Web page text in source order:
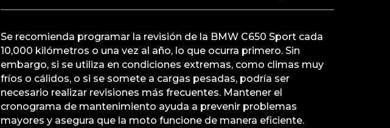
Se recomienda programar la revisión de la BMW C650 Sport cada
10,000 kilómetros o una vez al año, lo que ocurra primero. Sin
embargo, si se utiliza en condiciones extremas, como climas muy
fríos o cálidos, o si se somete a cargas pesadas, podría ser
necesario realizar revisiones más frecuentes. Mantener el
cronograma de mantenimiento ayuda a prevenir problemas
mayores y asegura que la moto funcione de manera eficiente.